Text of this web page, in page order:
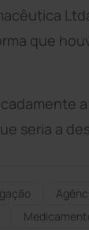
que
seria a